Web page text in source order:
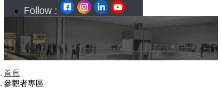
Follow :
首頁
參觀者專區